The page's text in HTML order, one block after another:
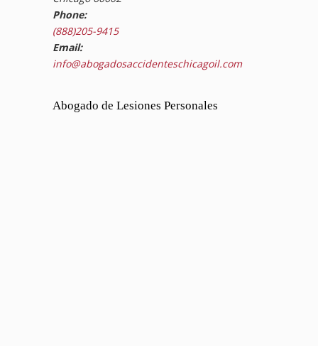
Phone:
(888)205-9415
Email:
info@abogadosaccidenteschicagoil.com
Abogado de Lesiones Personales